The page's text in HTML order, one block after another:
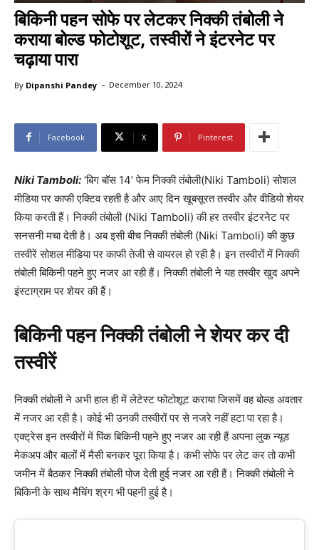
बिकिनी पहन सोफे पर लेटकर निक्की तंबोली ने
कराया बोल्ड फोटोशूट, तस्वीरों ने इंटरनेट पर
चढ़ाया पारा
By Dipanshi Pandey - December 10, 2024
Facebook X Pinterest
Niki Tamboli: ‘बिग बॉस 14’ फेम निक्की तंबोली(Niki Tamboli) सोशल
मीडिया पर काफी एक्टिव रहती है और आए दिन खूबसूरत तस्वीर और वीडियो शेयर
किया करती हैं। निक्की तंबोली (Niki Tamboli) की हर तस्वीर इंटरनेट पर
सनसनी मचा देती है। अब इसी बीच निक्की तंबोली (Niki Tamboli) की कुछ
तस्वीरें सोशल मीडिया पर काफी तेजी से वायरल हो रही है। इन तस्वीरों में निक्की
तंबोली बिकिनी पहने हुए नजर आ रही हैं। निक्की तंबोली ने यह तस्वीर खुद अपने
इंस्टाग्राम पर शेयर की हैं।
बिकिनी पहन निक्की तंबोली ने शेयर कर दी
तस्वीरें
निक्की तंबोली ने अभी हाल ही में लेटेस्ट फोटोशूट कराया जिसमें वह बोल्ड अवतार
में नजर आ रही है। कोई भी उनकी तस्वीरों पर से नजरे नहीं हटा पा रहा है।
एक्ट्रेस इन तस्वीरों में पिंक बिकिनी पहने हुए नजर आ रही हैं अपना लुक न्यूड
मेकअप और बालों में मैसी बनकर पूरा किया है। कभी सोफे पर लेट कर तो कभी
जमीन में बैठकर निक्की तंबोली पोज देती हुई नजर आ रही हैं। निक्की तंबोली ने
बिकिनी के साथ मैचिंग श्रग भी पहनी हुई है।